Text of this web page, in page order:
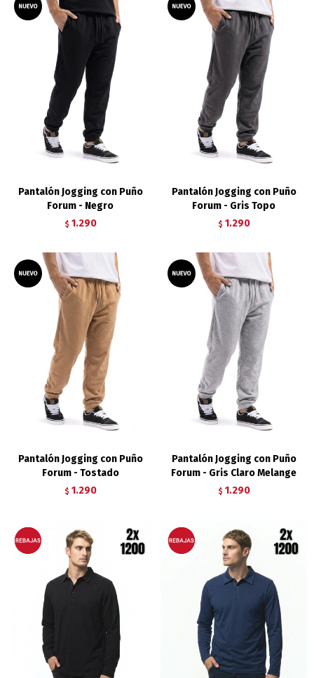
Pantalón Jogging con Puño
Forum - Negro
$ 1.290
Pantalón Jogging con Puño
Forum - Gris Topo
$ 1.290
Pantalón Jogging con Puño
Forum - Tostado
$ 1.290
Pantalón Jogging con Puño
Forum - Gris Claro Melange
$ 1.290